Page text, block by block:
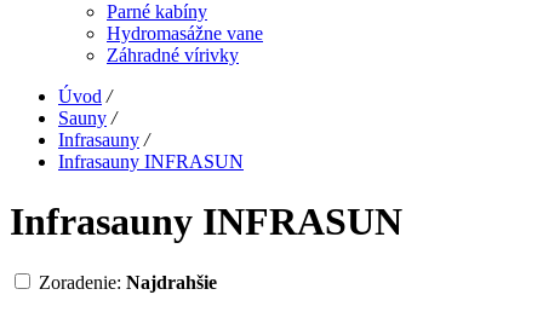
Parné kabíny
Hydromasážne vane
Záhradné vírivky
Úvod /
Sauny /
Infrasauny /
Infrasauny INFRASUN
Infrasauny INFRASUN
Zoradenie: Najdrahšie